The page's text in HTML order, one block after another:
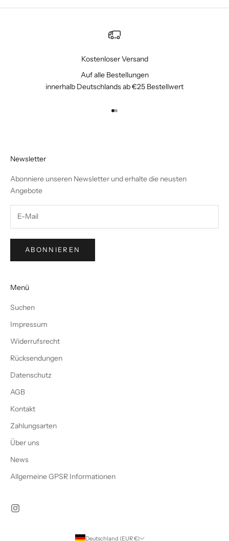
Kostenloser Versand
Auf alle Bestellungen
innerhalb Deutschlands ab €25 Bestellwert
Gehe zu Element 1
Gehe zu Element 2
Newsletter
Abonniere unseren Newsletter und erhalte die neusten
Angebote
ABONNIEREN
Menü
Suchen
Impressum
Widerrufsrecht
Rücksendungen
Datenschutz
AGB
Kontakt
Zahlungsarten
Über uns
News
Allgemeine GPSR Informationen
Deutschland (EUR €)